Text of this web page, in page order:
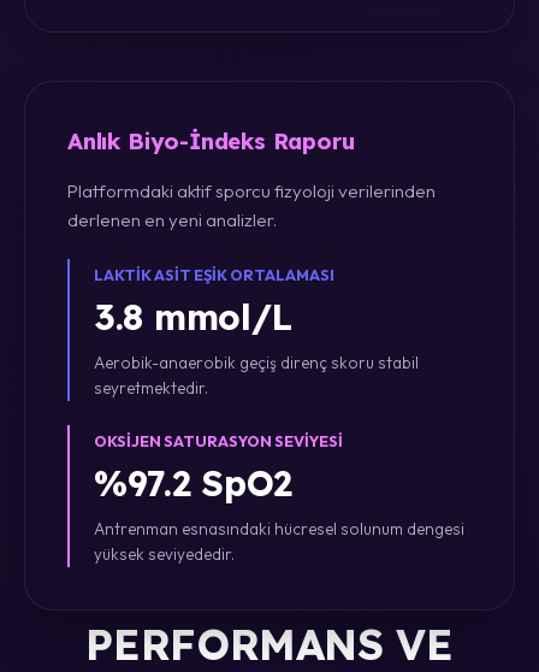
Anlık Biyo-İndeks Raporu
Platformdaki aktif sporcu fizyoloji verilerinden
derlenen en yeni analizler.
LAKTIK ASIT EŞIK ORTALAMASI
3.8 mmol/L
Aerobik-anaerobik geçiş direnç skoru stabil
seyretmektedir.
OKSIJEN SATURASYON SEVIYESI
%97.2 SpO2
Antrenman esnasındaki hücresel solunum dengesi
yüksek seviyededir.
PERFORMANS VE